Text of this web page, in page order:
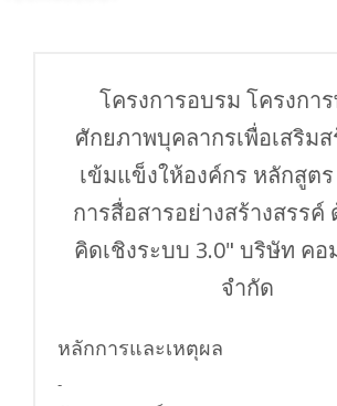
โครงการอบรม โครงกา
ศักยภาพบุคลากรเพื่อเสริม
เข้มแข็งให้องค์กร หลักสูต
การสื่อสารอย่างสร้างสรรค์
คิดเชิงระบบ 3.0" บริษัท คอ
จำกัด
หลักการและเหตุผล
-